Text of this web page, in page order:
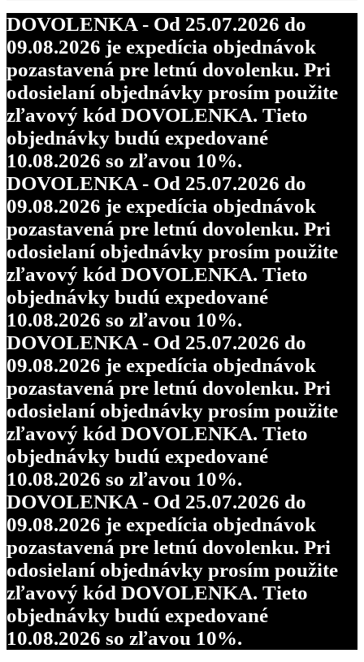
DOVOLENKA - Od 25.07.2026 do
09.08.2026 je expedícia objednávok
pozastavená pre letnú dovolenku. Pri
odosielaní objednávky prosím použite
zľavový kód DOVOLENKA. Tieto
objednávky budú expedované
10.08.2026 so zľavou 10%.
DOVOLENKA - Od 25.07.2026 do
09.08.2026 je expedícia objednávok
pozastavená pre letnú dovolenku. Pri
odosielaní objednávky prosím použite
zľavový kód DOVOLENKA. Tieto
objednávky budú expedované
10.08.2026 so zľavou 10%.
DOVOLENKA - Od 25.07.2026 do
09.08.2026 je expedícia objednávok
pozastavená pre letnú dovolenku. Pri
odosielaní objednávky prosím použite
zľavový kód DOVOLENKA. Tieto
objednávky budú expedované
10.08.2026 so zľavou 10%.
DOVOLENKA - Od 25.07.2026 do
09.08.2026 je expedícia objednávok
pozastavená pre letnú dovolenku. Pri
odosielaní objednávky prosím použite
zľavový kód DOVOLENKA. Tieto
objednávky budú expedované
10.08.2026 so zľavou 10%.